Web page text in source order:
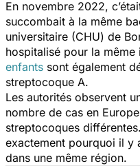
En novembre 2022,
succombait à la même
universitaire (CHU) de
hospitalisé pour la
enfants sont également
streptocoque A.
Les autorités observent
nombre de cas en
streptocoques
exactement pourquoi il y
dans une même région.